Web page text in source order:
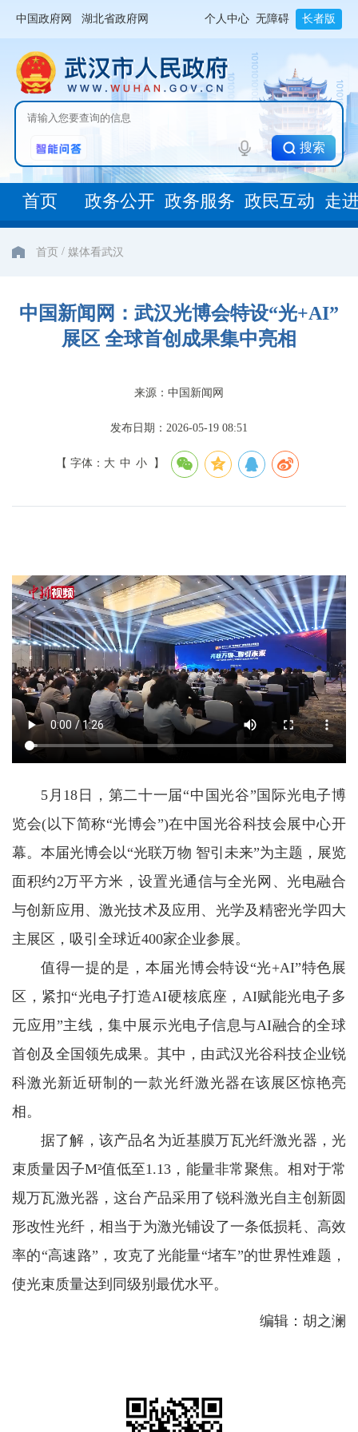
中国政府网 湖北省政府网 个人中心 无障碍 长者版
搜索
首页 政务公开 政务服务 政民互动 走
首页 / 媒体看武汉
中国新闻网：武汉光博会特设“光+AI”
展区 全球首创成果集中亮相
来源：中国新闻网
发布日期：2026-05-19 08:51
【 字体： 大 中 小 】
5月18日，第二十一届“中国光谷”国际光电子博
览会(以下简称“光博会”)在中国光谷科技会展中心开
幕。本届光博会以“光联万物 智引未来”为主题，展览
面积约2万平方米，设置光通信与全光网、光电融合
与创新应用、激光技术及应用、光学及精密光学四大
主展区，吸引全球近400家企业参展。
值得一提的是，本届光博会特设“光+AI”特色展
区，紧扣“光电子打造AI硬核底座，AI赋能光电子多
元应用”主线，集中展示光电子信息与AI融合的全球
首创及全国领先成果。其中，由武汉光谷科技企业锐
科激光新近研制的一款光纤激光器在该展区惊艳亮
相。
据了解，该产品名为近基膜万瓦光纤激光器，光
束质量因子M²值低至1.13，能量非常聚焦。相对于常
规万瓦激光器，这台产品采用了锐科激光自主创新圆
形改性光纤，相当于为激光铺设了一条低损耗、高效
率的“高速路”，攻克了光能量“堵车”的世界性难题，
使光束质量达到同级别最优水平。
编辑：胡之澜